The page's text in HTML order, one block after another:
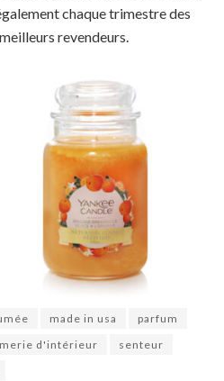
chaque trimestre des
revendeurs.
made in usa
parfum
d'intérieur
senteur